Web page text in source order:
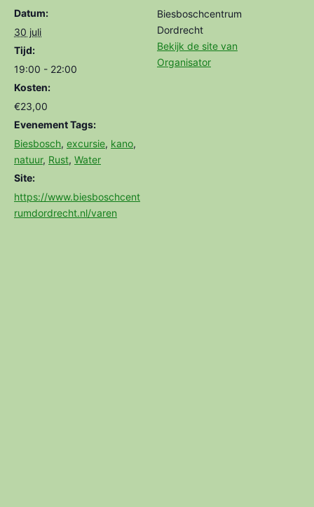
Datum:
30 juli
Tijd:
19:00 - 22:00
Kosten:
€23,00
Evenement Tags:
Biesbosch, excursie, kano,
natuur, Rust, Water
Site:
https://www.biesboschcent
rumdordrecht.nl/varen
Biesboschcentrum
Dordrecht
Bekijk de site van
Organisator